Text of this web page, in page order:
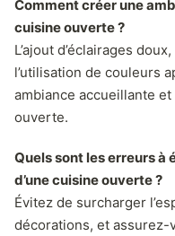
Comment créer une
cuisine ouverte ?
L’ajout d’éclairages
l’utilisation de couleurs
ambiance accueillante
ouverte.
Quels sont les erreurs à
d’une cuisine ouverte ?
Évitez de surcharger
décorations, et assurez-